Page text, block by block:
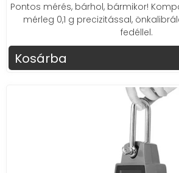
Pontos mérés, bárhol, bármikor!
mérleg 0,1 g precizitással,
fedéllel.
Kosárba